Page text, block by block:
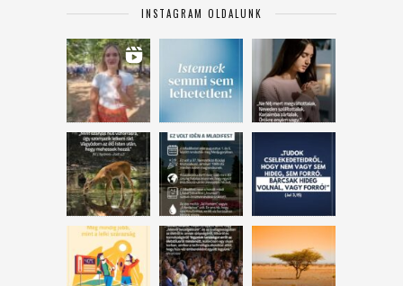
INSTAGRAM OLDALUNK